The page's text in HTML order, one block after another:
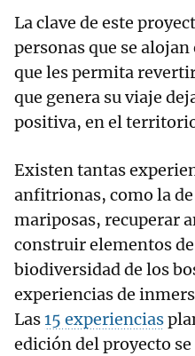
La clave de este
personas que se
que les permita
que genera su viaje
positiva, en el
Existen tantas
anfitrionas, como la de
mariposas, recuperar
construir elementos
biodiversidad de los
experiencias de
Las15 experiencias
edición del proyecto